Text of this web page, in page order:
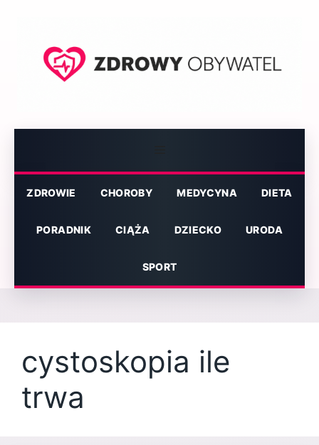
ZDROWIE CHOROBY MEDYCYNA DIETA
PORADNIK CIĄŻA DZIECKO URODA
SPORT
cystoskopia ile
trwa